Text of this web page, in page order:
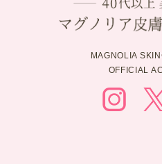
MAGNOLIA
OFFICIAL